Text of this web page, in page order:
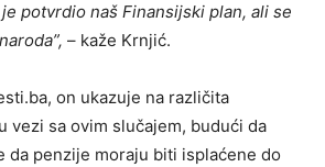
potvrdio naš Finansijski plan, ali se
– kaže Krnjić.
on ukazuje na različita
vezi sa ovim slučajem, budući da
da penzije moraju biti isplaćene do